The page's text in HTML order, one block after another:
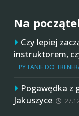
Na
Czy lepiej
instruktorem,
PYTANIE DO
Pogawędka z
Jakuszyce